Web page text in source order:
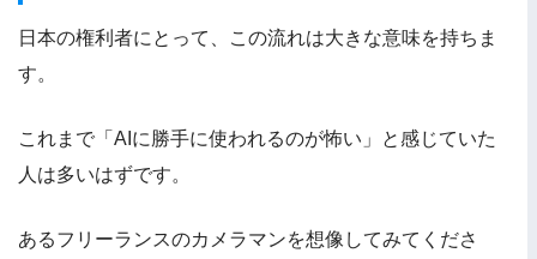
日本の権利者にとって、この流れは大きな意味を持ちま
す。
これまで「AIに勝手に使われるのが怖い」と感じていた
人は多いはずです。
あるフリーランスのカメラマンを想像してみてくださ